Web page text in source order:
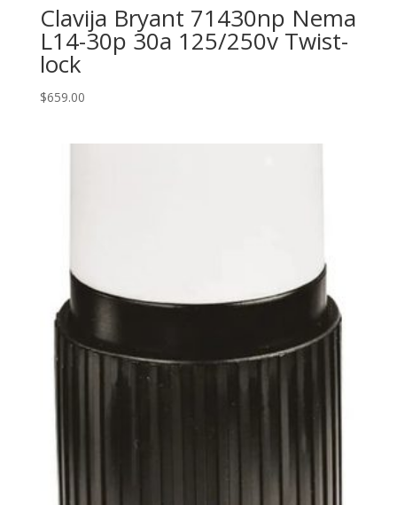
Clavija Bryant 71430np Nema
L14-30p 30a 125/250v Twist-
lock
$659.00